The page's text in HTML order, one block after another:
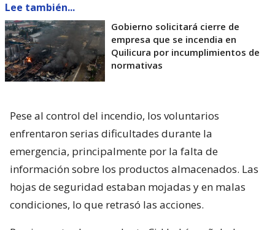
Lee también...
Gobierno solicitará cierre de
empresa que se incendia en
Quilicura por incumplimientos de
normativas
Pese al control del incendio, los voluntarios
enfrentaron serias dificultades durante la
emergencia, principalmente por la falta de
información sobre los productos almacenados. Las
hojas de seguridad estaban mojadas y en malas
condiciones, lo que retrasó las acciones.